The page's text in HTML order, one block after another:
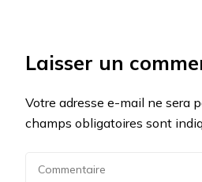
Laisser un
Votre adresse e-mail ne sera
champs obligatoires sont